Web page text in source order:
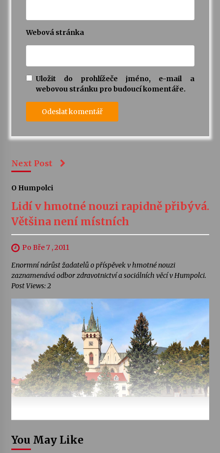
Webová stránka
Uložit do prohlížeče jméno, e-mail a
webovou stránku pro budoucí komentáře.
Next Post
O Humpolci
Lidí v hmotné nouzi rapidně přibývá.
Většina není místních
Po Bře 7 , 2011
Enormní nárůst žadatelů o příspěvek v hmotné nouzi
zaznamenává odbor zdravotnictví a sociálních věcí v Humpolci.
Post Views: 2
You May Like